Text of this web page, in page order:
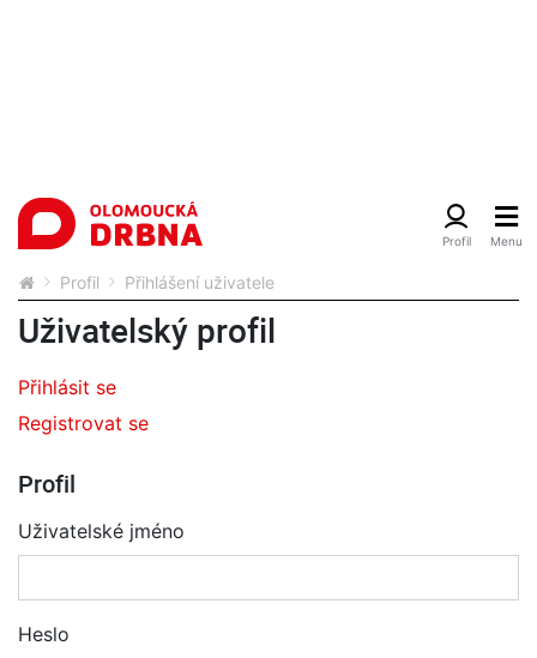
Profil Přihlášení uživatele
Uživatelský profil
Přihlásit se
Registrovat se
Profil
Uživatelské jméno
Heslo